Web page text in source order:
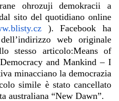
ohrozuji demokracii a
sito del quotidiano online
). Facebook ha
web originale
stesso articolo:Means of
and Mankind – I
minacciano la democrazia
simile è stato cancellato
australiana “New Dawn”.